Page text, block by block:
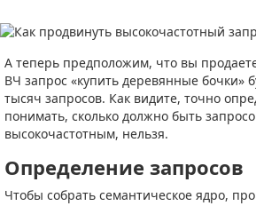
А теперь предположим, что вы
ВЧ запрос «купить деревянные бочки»
тысяч запросов. Как видите, точно
понимать, сколько должно быть
высокочастотным, нельзя.
Определение запросов
Чтобы собрать семантическое ядро,